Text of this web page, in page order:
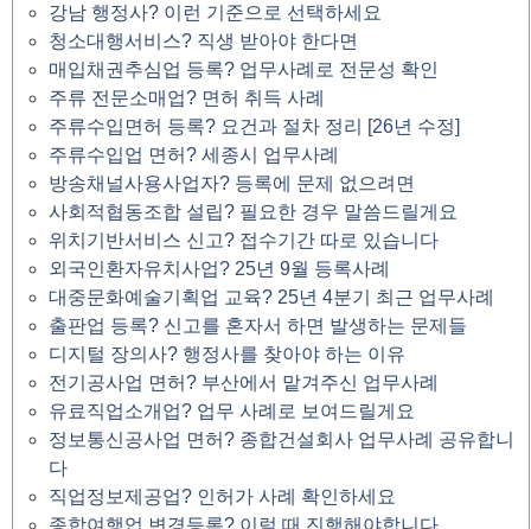
강남 행정사? 이런 기준으로 선택하세요
청소대행서비스? 직생 받아야 한다면
매입채권추심업 등록? 업무사례로 전문성 확인
주류 전문소매업? 면허 취득 사례
주류수입면허 등록? 요건과 절차 정리 [26년 수정]
주류수입업 면허? 세종시 업무사례
방송채널사용사업자? 등록에 문제 없으려면
사회적협동조합 설립? 필요한 경우 말씀드릴게요
위치기반서비스 신고? 접수기간 따로 있습니다
외국인환자유치사업? 25년 9월 등록사례
대중문화예술기획업 교육? 25년 4분기 최근 업무사례
출판업 등록? 신고를 혼자서 하면 발생하는 문제들
디지털 장의사? 행정사를 찾아야 하는 이유
전기공사업 면허? 부산에서 맡겨주신 업무사례
유료직업소개업? 업무 사례로 보여드릴게요
정보통신공사업 면허? 종합건설회사 업무사례 공유합니
다
직업정보제공업? 인허가 사례 확인하세요
종합여행업 변경등록? 이럴 때 진행해야합니다